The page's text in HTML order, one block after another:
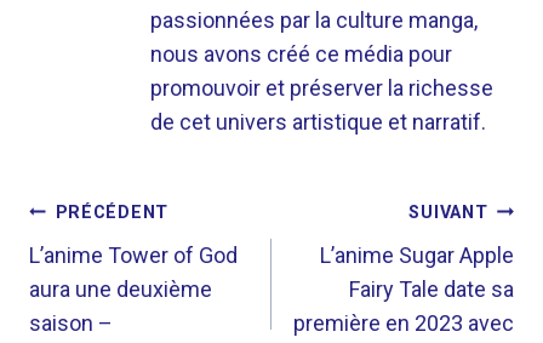
passionnées par la culture manga,
nous avons créé ce média pour
promouvoir et préserver la richesse
de cet univers artistique et narratif.
NAVIGATION
DE
L’ARTICLE
PRÉCÉDENT
L’anime Tower of God
aura une deuxième
saison –
SUIVANT
L’anime Sugar Apple
Fairy Tale date sa
première en 2023 avec